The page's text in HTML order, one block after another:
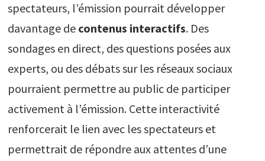
spectateurs, l’émission pourrait développer
davantage de contenus interactifs. Des
sondages en direct, des questions posées aux
experts, ou des débats sur les réseaux sociaux
pourraient permettre au public de participer
activement à l’émission. Cette interactivité
renforcerait le lien avec les spectateurs et
permettrait de répondre aux attentes d’une